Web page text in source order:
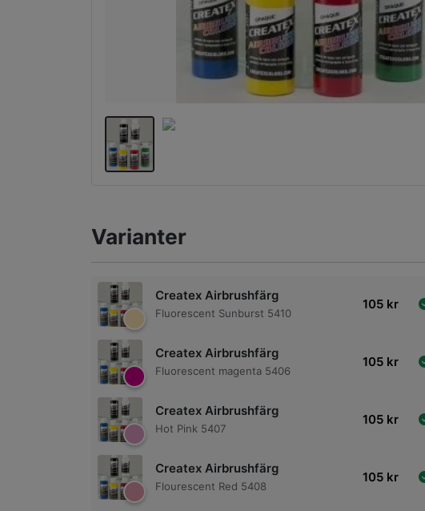
Varianter
Createx Airbrushfärg
Fluorescent Sunburst 5410
105 kr
Createx Airbrushfärg
Fluorescent magenta 5406
105 kr
Createx Airbrushfärg
Hot Pink 5407
105 kr
Createx Airbrushfärg
Flourescent Red 5408
105 kr